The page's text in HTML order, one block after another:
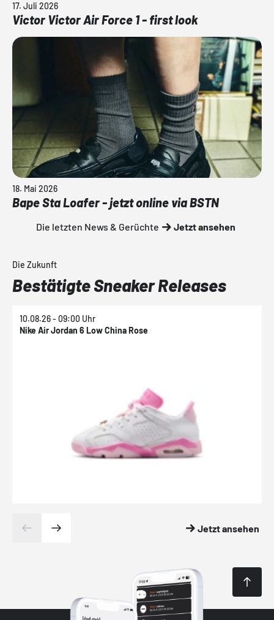
17. Juli 2026
Victor Victor Air Force 1 - first look
18. Mai 2026
Bape Sta Loafer - jetzt online via BSTN
Die letzten News & Gerüchte Jetzt ansehen
Die Zukunft
Bestätigte Sneaker Releases
10.08.26 - 09:00 Uhr
Nike Air Jordan 6 Low China Rose
Jetzt ansehen